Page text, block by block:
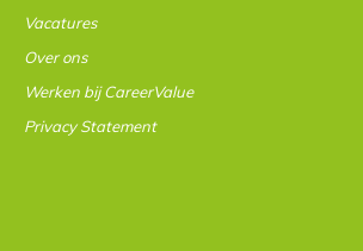
Vacatures
Over ons
Werken bij CareerValue
Privacy Statement